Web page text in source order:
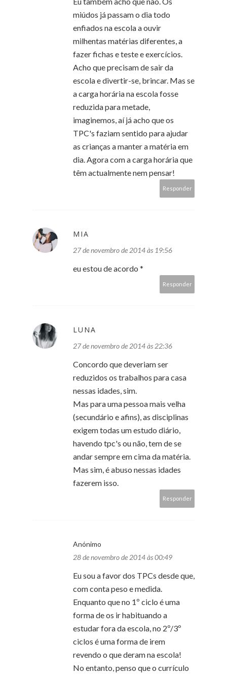
miúdos já passam o dia todo
enfiados na escola a ouvir
milhentas matérias diferentes, a
fazer fichas e teste e exercícios.
Acho que precisam de sair da
escola e divertir-se, brincar. Mas se
a carga horária na escola fosse
reduzida para metade,
imaginemos, aí já acho que os
TPC's faziam sentido para ajudar
as crianças a manter a matéria em
dia. Agora com a carga horária que
têm actualmente nem pensar!
Responder
MIA
27 de novembro de 2014 às 19:56
eu estou de acordo *
Responder
LUNA
27 de novembro de 2014 às 22:36
Concordo que deveriam ser
reduzidos os trabalhos para casa
nessas idades, sim.
Mas para uma pessoa mais velha
(secundário e afins), as disciplinas
exigem todas um estudo diário,
havendo tpc's ou não, tem de se
andar sempre em cima da matéria.
Mas sim, é abuso nessas idades
fazerem isso.
Responder
Anónimo
28 de novembro de 2014 às 00:49
Eu sou a favor dos TPCs desde que,
com conta peso e medida.
Enquanto que no 1º ciclo é uma
forma de os ir habituando a
estudar fora da escola, no 2º/3º
ciclos é uma forma de irem
revendo o que deram na escola!
No entanto, penso que o currículo